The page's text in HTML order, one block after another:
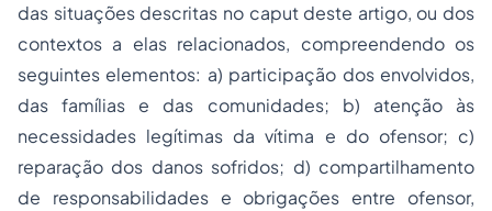
das situações descritas no caput deste artigo, ou dos
contextos a elas relacionados, compreendendo os
seguintes elementos: a) participação dos envolvidos,
das famílias e das comunidades; b) atenção às
necessidades legítimas da vítima e do ofensor; c)
reparação dos danos sofridos; d) compartilhamento
de responsabilidades e obrigações entre ofensor,